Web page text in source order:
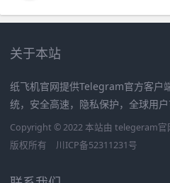
关于本站
纸飞机官网提供Telegram官方客户
统，安全高速，隐私保护，全球用户
Copyright © 2022 本站由 telegeram
版权所有
川ICP备52311231号